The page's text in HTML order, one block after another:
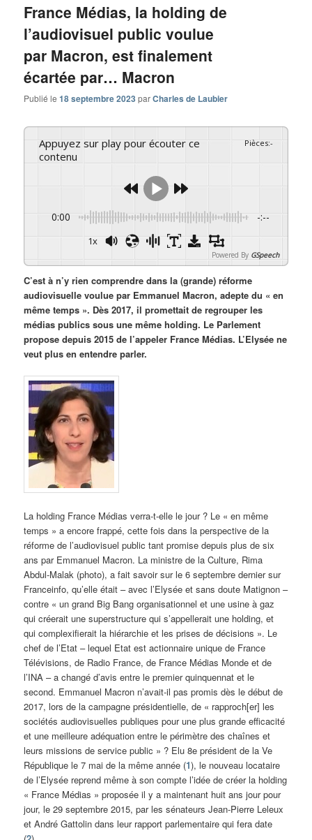
France Médias, la holding de
l’audiovisuel public voulue
par Macron, est finalement
écartée par… Macron
Publié le18 septembre 2023 parCharles de Laubier
Appuyez sur play pour écouter ce
contenu
Pièces:-
0:00 -:--
1x
Powered By GSpeech
C’est à n’y rien comprendre dans la (grande) réforme
audiovisuelle voulue par Emmanuel Macron, adepte du « en
même temps ». Dès 2017, il promettait de regrouper les
médias publics sous une même holding. Le Parlement
propose depuis 2015 de l’appeler France Médias. L’Elysée ne
veut plus en entendre parler.
La holding France Médias verra-t-elle le jour ? Le « en même
temps » a encore frappé, cette fois dans la perspective de la
réforme de l’audiovisuel public tant promise depuis plus de six
ans par Emmanuel Macron. La ministre de la Culture, Rima
Abdul-Malak (photo), a fait savoir sur le 6 septembre dernier sur
Franceinfo, qu’elle était – avec l’Elysée et sans doute Matignon –
contre « un grand Big Bang organisationnel et une usine à gaz
qui créerait une superstructure qui s’appellerait une holding, et
qui complexifierait la hiérarchie et les prises de décisions ». Le
chef de l’Etat – lequel Etat est actionnaire unique de France
Télévisions, de Radio France, de France Médias Monde et de
l’INA – a changé d’avis entre le premier quinquennat et le
second. Emmanuel Macron n’avait-il pas promis dès le début de
2017, lors de la campagne présidentielle, de « rapproch[er] les
sociétés audiovisuelles publiques pour une plus grande efficacité
et une meilleure adéquation entre le périmètre des chaînes et
leurs missions de service public » ? Elu 8e président de la Ve
République le 7 mai de la même année (1), le nouveau locataire
de l’Elysée reprend même à son compte l’idée de créer la holding
« France Médias » proposée il y a maintenant huit ans jour pour
jour, le 29 septembre 2015, par les sénateurs Jean-Pierre Leleux
et André Gattolin dans leur rapport parlementaire qui fera date